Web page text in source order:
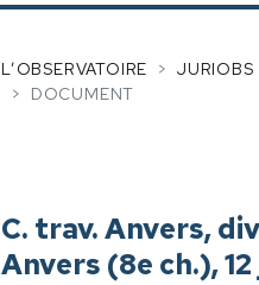
L’OBSERVATOIRE
JURIOBS
DOCUMENT
C. trav. Anvers,
Anvers (8e ch.), 12